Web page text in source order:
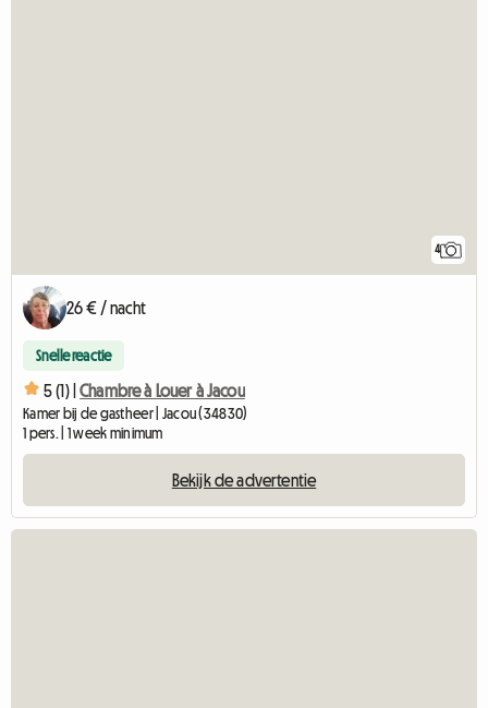
4
26 € / nacht
Snelle reactie
5 (1) | Chambre à Louer à Jacou
Kamer bij de gastheer | Jacou (34830)
1 pers. | 1 week minimum
Bekijk de advertentie